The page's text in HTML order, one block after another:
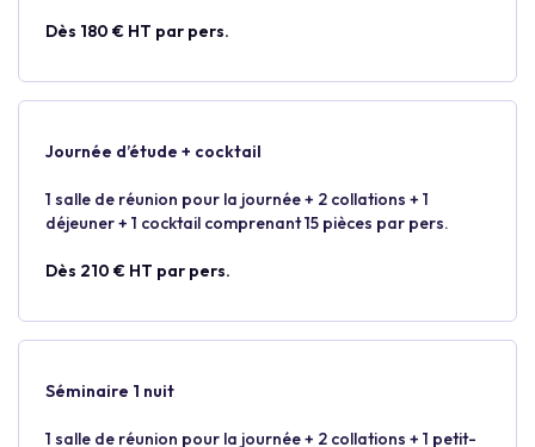
Dès 180 € HT par pers.
Journée d’étude + cocktail
1 salle de réunion pour la journée + 2 collations + 1
déjeuner + 1 cocktail comprenant 15 pièces par pers.
Dès 210 € HT par pers.
Séminaire 1 nuit
1 salle de réunion pour la journée + 2 collations + 1 petit-